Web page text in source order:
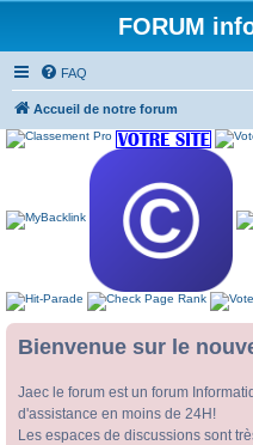
FORUM
FAQ
Accueil de notre forum
Bienvenue sur le
Jaec le forum est un forum
d'assistance en moins de 24H!
Les espaces de discussions sont